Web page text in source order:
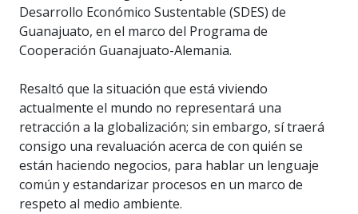
Desarrollo Económico Sustentable (SDES) de
Guanajuato, en el marco del Programa de
Cooperación Guanajuato-Alemania.
Resaltó que la situación que está viviendo
actualmente el mundo no representará una
retracción a la globalización; sin embargo, sí traerá
consigo una revaluación acerca de con quién se
están haciendo negocios, para hablar un lenguaje
común y estandarizar procesos en un marco de
respeto al medio ambiente.